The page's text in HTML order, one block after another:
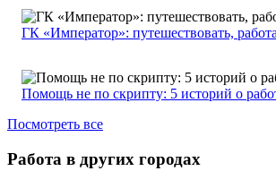
ГК «Император»: путешествовать,
Помощь не по скрипту: 5 историй о
Посмотреть все
Работа в других городах